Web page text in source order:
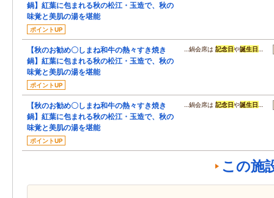
鍋】紅葉に包まれる秋の松江・玉造で、秋の
味覚と美肌の湯を堪能
ポイントUP
【秋のお勧め〇しまね和牛の熱々すき焼き
鍋】紅葉に包まれる秋の松江・玉造で、秋の
味覚と美肌の湯を堪能
ポイントUP
…鍋会席は記念日や誕生日 …
【秋のお勧め〇しまね和牛の熱々すき焼き
鍋】紅葉に包まれる秋の松江・玉造で、秋の
味覚と美肌の湯を堪能
ポイントUP
…鍋会席は記念日や誕生日 …
この施